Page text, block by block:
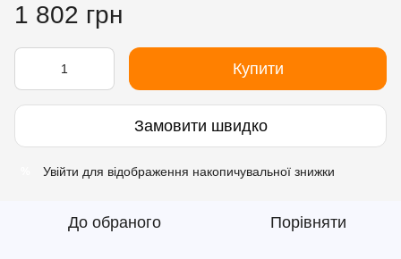
1 802 грн
Купити
Замовити швидко
Увійти для відображення накопичувальної знижки
До обраного Порівняти